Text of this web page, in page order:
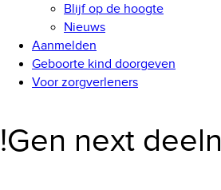
Blijf op de hoogte
Nieuws
Aanmelden
Geboorte kind doorgeven
Voor zorgverleners
!Gen next